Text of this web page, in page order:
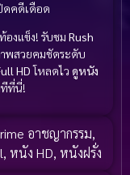
คดีเดือด
องแข็ง! รับชม Rush
พสวยคมชัดระดับ
HDโหลดไว ดูหนัง
ที่นี่!
อาชญากรรม,
, หนัง HD, หนังฝรั่ง